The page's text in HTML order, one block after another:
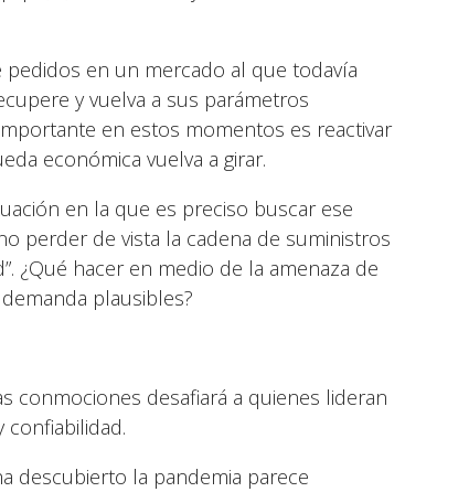
en un mercado al que todavía
y vuelva a sus parámetros
en estos momentos es reactivar
económica vuelva a girar.
en la que es preciso buscar ese
perder de vista la cadena de suministros
¿Qué hacer en medio de la amenaza de
plausibles?
conmociones desafiará a quienes lideran
descubierto la pandemia parece